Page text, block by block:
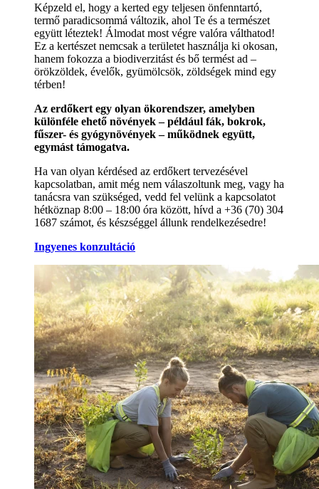
Képzeld el, hogy a kerted egy teljesen önfenntartó,
termő paradicsommá változik, ahol Te és a természet
együtt léteztek! Álmodat most végre valóra válthatod!
Ez a kertészet nemcsak a területet használja ki okosan,
hanem fokozza a biodiverzitást és bő termést ad –
örökzöldek, évelők, gyümölcsök, zöldségek mind egy
térben!
Az erdőkert egy olyan ökorendszer, amelyben
különféle ehető növények – például fák, bokrok,
fűszer- és gyógynövények – működnek együtt,
egymást támogatva.
Ha van olyan kérdésed az erdőkert tervezésével
kapcsolatban, amit még nem válaszoltunk meg, vagy ha
tanácsra van szükséged, vedd fel velünk a kapcsolatot
hétköznap 8:00 – 18:00 óra között, hívd a +36 (70) 304
1687 számot, és készséggel állunk rendelkezésedre!
Ingyenes konzultáció